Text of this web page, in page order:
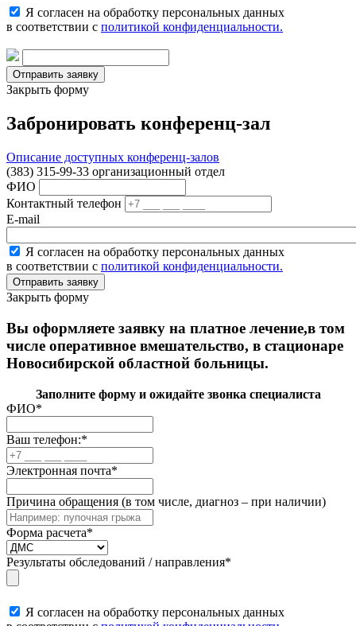
Я согласен на обработку персональных данных
в соответствии с политикой конфиденциальности.
Закрыть форму
Забронировать конференц-зал
Описание доступных конференц-залов
(383) 315-99-33 организационный отдел
ФИО
Контактный телефон
E-mail
Я согласен на обработку персональных данных
в соответствии с политикой конфиденциальности.
Закрыть форму
Вы оформляете заявку на платное лечение,в том
числе оперативное вмешательство, в стационаре
Новосибирской областной больницы.
Заполните форму и ожидайте звонка специалиста
ФИО*
Ваш телефон:*
Электронная почта*
Причина обращения (в том числе, диагноз – при наличии)
Форма расчета*
Результаты обследований / направления*
Я согласен на обработку персональных данных